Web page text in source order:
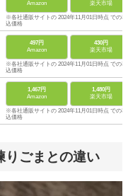
Amazon
楽天市場
※各社通販サイトの 2024年11月01日時点 での税
込価格
497円
Amazon
430円
楽天市場
※各社通販サイトの 2024年11月01日時点 での税
込価格
1,467円
Amazon
1,480円
楽天市場
※各社通販サイトの 2024年11月01日時点 での税
込価格
りごまとの違い